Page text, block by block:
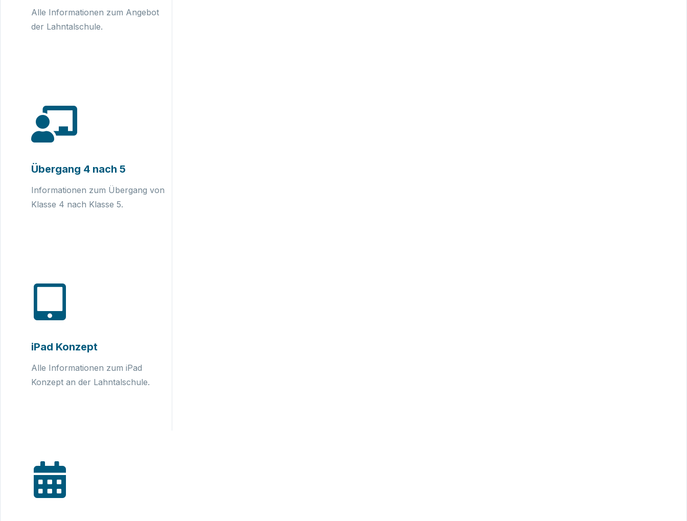
Alle Informationen zum Angebot
der Lahntalschule.
Übergang 4 nach 5
Informationen zum Übergang von
Klasse 4 nach Klasse 5.
iPad Konzept
Alle Informationen zum iPad
Konzept an der Lahntalschule.